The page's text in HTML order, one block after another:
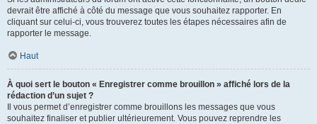
devrait être affiché à côté du message que vous souhaitez rapporter. En
cliquant sur celui-ci, vous trouverez toutes les étapes nécessaires afin de
rapporter le message.
Haut
À quoi sert le bouton « Enregistrer comme brouillon » affiché lors de la
rédaction d’un sujet ?
Il vous permet d’enregistrer comme brouillons les messages que vous
souhaitez finaliser et publier ultérieurement. Vous pouvez reprendre les